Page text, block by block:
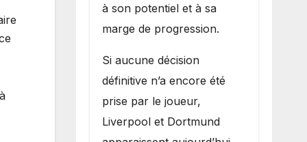
à son potentiel et à sa
marge de progression.
Si aucune décision
définitive n’a encore été
prise par le joueur,
Liverpool et Dortmund